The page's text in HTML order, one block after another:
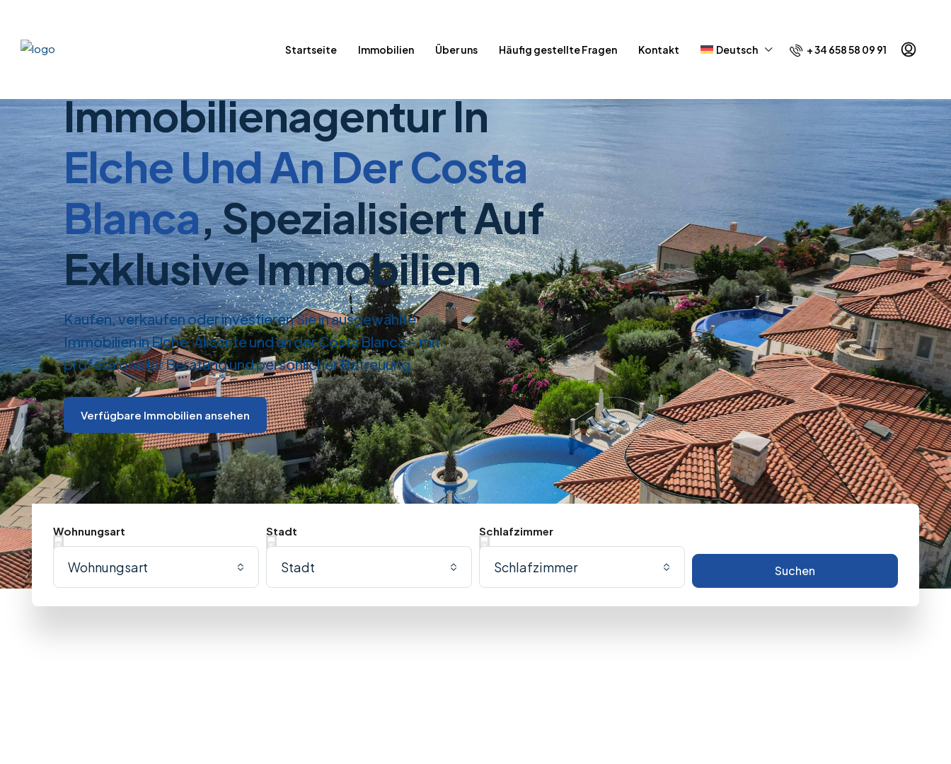
Startseite Immobilien Über uns Häufig gestellte Fragen Kontakt Deutsch + 34 658 58 09 91
Immobilienagentur In
Elche Und An Der Costa
Blanca, Spezialisiert Auf
Exklusive Immobilien
Kaufen, verkaufen oder investieren Sie in ausgewählte
Immobilien in Elche, Alicante und an der Costa Blanca – mit
professioneller Beratung und persönlicher Betreuung.
Verfügbare Immobilien ansehen
Wohnungsart
Wohnungsart
Stadt
Stadt
Schlafzimmer
Schlafzimmer Suchen